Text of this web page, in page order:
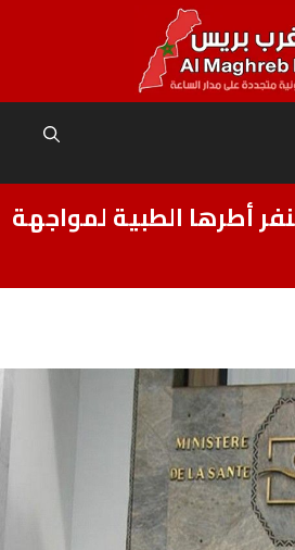
أطرها الطبية لمواجهة